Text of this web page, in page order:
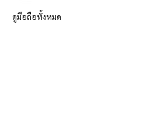
ดูมือถือทั้งหมด